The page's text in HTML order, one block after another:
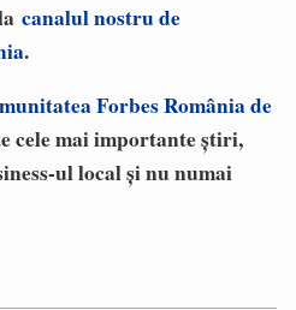
canalul nostru de
.
Forbes România de
cele mai importante știri,
ul local și nu numai